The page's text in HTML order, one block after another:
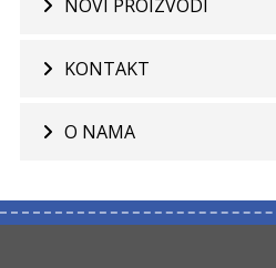
NOVI PROIZVODI
KONTAKT
O NAMA